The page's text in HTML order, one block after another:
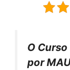
O
por